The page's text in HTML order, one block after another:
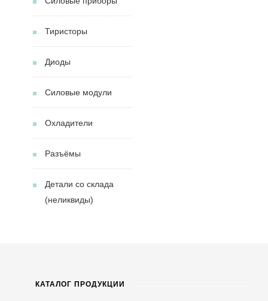
Тиристоры
Диоды
Силовые модули
Охладители
Разъёмы
Детали со склада
(неликвиды)
КАТАЛОГ ПРОДУКЦИИ